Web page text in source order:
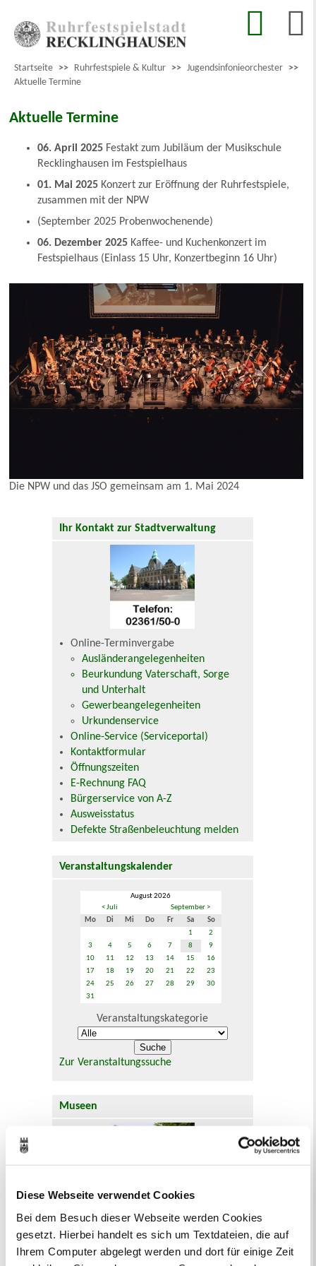
Diese Webseite verwendet Cookies
Bei dem Besuch dieser Webseite werden Cookies
gesetzt. Hierbei handelt es sich um Textdateien, die auf
Ihrem Computer abgelegt werden und dort für einige Zeit
Startseite >> Ruhrfestspiele & Kultur >> Jugendsinfonieorchester >>
Aktuelle Termine
Aktuelle Termine
06. April 2025 Festakt zum Jubiläum der Musikschule
Recklinghausen im Festspielhaus
01. Mai 2025 Konzert zur Eröffnung der Ruhrfestspiele,
zusammen mit der NPW
(September 2025 Probenwochenende)
06. Dezember 2025 Kaffee- und Kuchenkonzert im
Festspielhaus (Einlass 15 Uhr, Konzertbeginn 16 Uhr)
Die NPW und das JSO gemeinsam am 1. Mai 2024
Ihr Kontakt zur Stadtverwaltung
Online-Terminvergabe
Ausländerangelegenheiten
Beurkundung Vaterschaft, Sorge
und Unterhalt
Gewerbeangelegenheiten
Urkundenservice
Online-Service (Serviceportal)
Kontaktformular
Öffnungszeiten
E-Rechnung FAQ
Bürgerservice von A-Z
Ausweisstatus
Defekte Straßenbeleuchtung melden
Veranstaltungskalender
August 2026
< Juli
September >
Mo
Di Mi Do Fr Sa
So
1
2
3
4 5 6 7 8
9
10
11 12 13 14 15
16
17
18 19 20 21 22
23
24
25 26 27 28 29
30
31
Veranstaltungskategorie
Zur Veranstaltungssuche
Museen
Museen zu entdecken, darunter das
Ikonen-Museum und die
Kunsthalle.Mehr